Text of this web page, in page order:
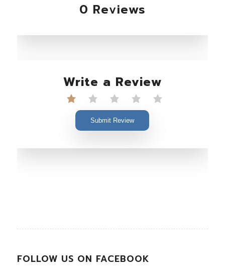
0 Reviews
Write a Review
Submit Review
FOLLOW US ON FACEBOOK